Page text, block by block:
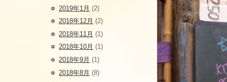
2019年1月 (2)
2018年12月 (2)
2018年11月 (1)
2018年10月 (1)
2018年9月 (1)
2018年8月 (8)